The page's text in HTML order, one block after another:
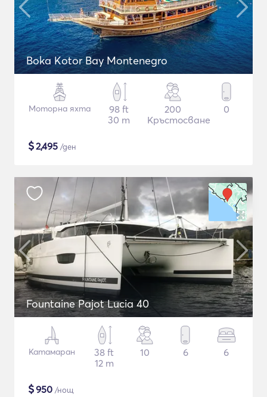
Boka Kotor Bay Montenegro
Моторна яхта
98 ft
30 m
200
Кръстосване
0
$2,495 /ден
Fountaine Pajot Lucia 40
Катамаран
38 ft
12 m
10 6 6
$950 /нощ